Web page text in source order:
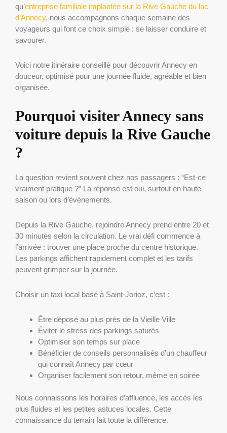
qu’entreprise familiale implantée sur la Rive Gauche du lac
d’Annecy, nous accompagnons chaque semaine des
voyageurs qui font ce choix simple : se laisser conduire et
savourer.
Voici notre itinéraire conseillé pour découvrir Annecy en
douceur, optimisé pour une journée fluide, agréable et bien
organisée.
Pourquoi visiter Annecy sans
voiture depuis la Rive Gauche
?
La question revient souvent chez nos passagers : “Est-ce
vraiment pratique ?” La réponse est oui, surtout en haute
saison ou lors d’événements.
Depuis la Rive Gauche, rejoindre Annecy prend entre 20 et
30 minutes selon la circulation. Le vrai défi commence à
l’arrivée : trouver une place proche du centre historique.
Les parkings affichent rapidement complet et les tarifs
peuvent grimper sur la journée.
Choisir un taxi local basé à Saint-Jorioz, c’est :
Être déposé au plus près de la Vieille Ville
Éviter le stress des parkings saturés
Optimiser son temps sur place
Bénéficier de conseils personnalisés d’un chauffeur
qui connaît Annecy par cœur
Organiser facilement son retour, même en soirée
Nous connaissons les horaires d’affluence, les accès les
plus fluides et les petites astuces locales. Cette
connaissance du terrain fait toute la différence.